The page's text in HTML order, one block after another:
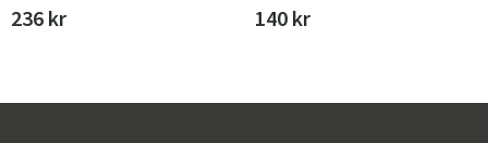
236 kr 140 kr